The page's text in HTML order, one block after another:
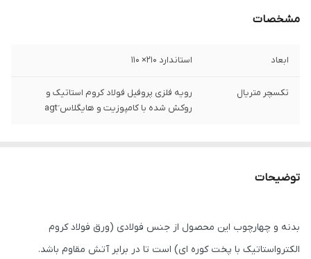
مشخصات
ابعاد استاندارد ۲۱۰‌× ۱۱۰
تکسچر متریال
رویه فلزی پروفیل فولاد کروم استاتیک و
روکش شده با کامپوزیت و هایگلاس َagt
توضیحات
بدنه و چهارچوب این محصول از جنس فولادی (ورق فولاد کروم
الکترواستاتیک با پخت کوره ای) است تا در برابر آتش مقاوم باشد.